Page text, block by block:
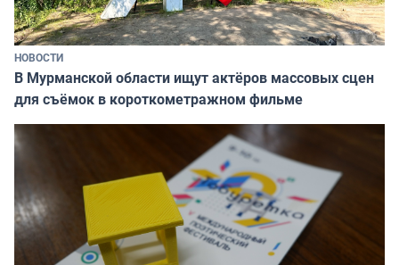
НОВОСТИ
В Мурманской области ищут актёров массовых сцен
для съёмок в короткометражном фильме